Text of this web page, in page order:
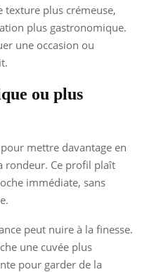
plus crémeuse,
plus gastronomique.
une occasion ou
ou plus
mettre davantage en
rondeur. Ce profil plaît
immédiate, sans
peut nuire à la finesse.
une cuvée plus
pour garder de la